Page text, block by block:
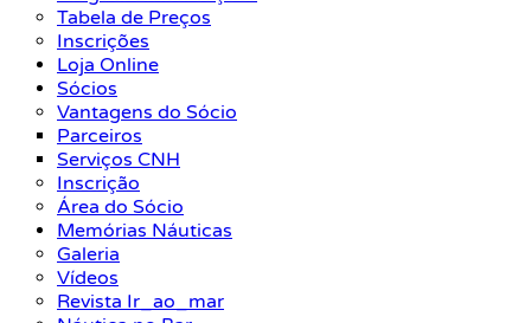
Tabela de Preços
Inscrições
Loja Online
Sócios
Vantagens do Sócio
Parceiros
Serviços CNH
Inscrição
Área do Sócio
Memórias Náuticas
Galeria
Vídeos
Revista Ir_ao_mar